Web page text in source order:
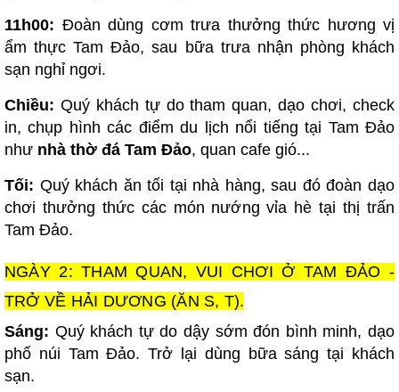
11h00: Đoàn dùng cơm trưa thưởng thức hương vị
ẩm thực Tam Đảo, sau bữa trưa nhận phòng khách
sạn nghỉ ngơi.
Chiều: Quý khách tự do tham quan, dạo chơi, check
in, chụp hình các điểm du lịch nổi tiếng tại Tam Đảo
như nhà thờ đá Tam Đảo, quan cafe gió...
Tối: Quý khách ăn tối tại nhà hàng, sau đó đoàn dạo
chơi thưởng thức các món nướng vỉa hè tại thị trấn
Tam Đảo.
NGÀY 2: THAM QUAN, VUI CHƠI Ở TAM ĐẢO -
TRỞ VỀ HẢI DƯƠNG (ĂN S, T).
Sáng: Quý khách tự do dậy sớm đón bình minh, dạo
phố núi Tam Đảo. Trở lại dùng bữa sáng tại khách
sạn.